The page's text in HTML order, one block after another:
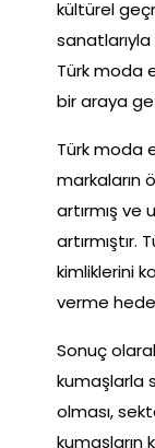
kültürel
sanatlarıyla
Türk moda
bir araya
Türk moda
markaların
artırmış ve
artırmıştır.
kimliklerini
verme
Sonuç
kumaşlarla
olması,
kumaşların